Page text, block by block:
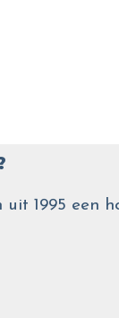
1995 een